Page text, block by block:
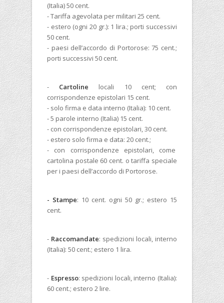
(Italia) 50 cent.
- Tariffa agevolata per militari 25 cent.
- estero (ogni 20 gr.): 1 lira.; porti successivi
50 cent.
- paesi dell’accordo di Portorose: 75 cent.;
porti successivi 50 cent.
- Cartoline locali 10 cent; con
corrispondenze epistolari 15 cent.
- solo firma e data interno (Italia): 10 cent.
- 5 parole interno (Italia) 15 cent.
- con corrispondenze epistolari, 30 cent.
- estero solo firma e data: 20 cent.;
- con corrispondenze epistolari, come
cartolina postale 60 cent. o tariffa speciale
per i paesi dell’accordo di Portorose.
- Stampe: 10 cent. ogni 50 gr.; estero 15
cent.
- Raccomandate: spedizioni locali, interno
(Italia): 50 cent.; estero 1 lira.
- Espresso: spedizioni locali, interno (Italia):
60 cent.; estero 2 lire.